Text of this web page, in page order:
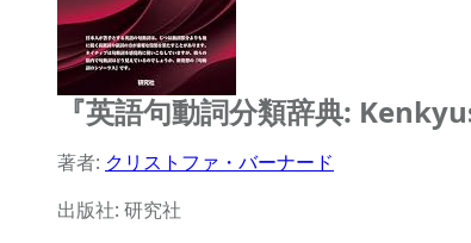
『英語句動詞分類辞典:
著者: クリストファ・バーナード
出版社: 研究社